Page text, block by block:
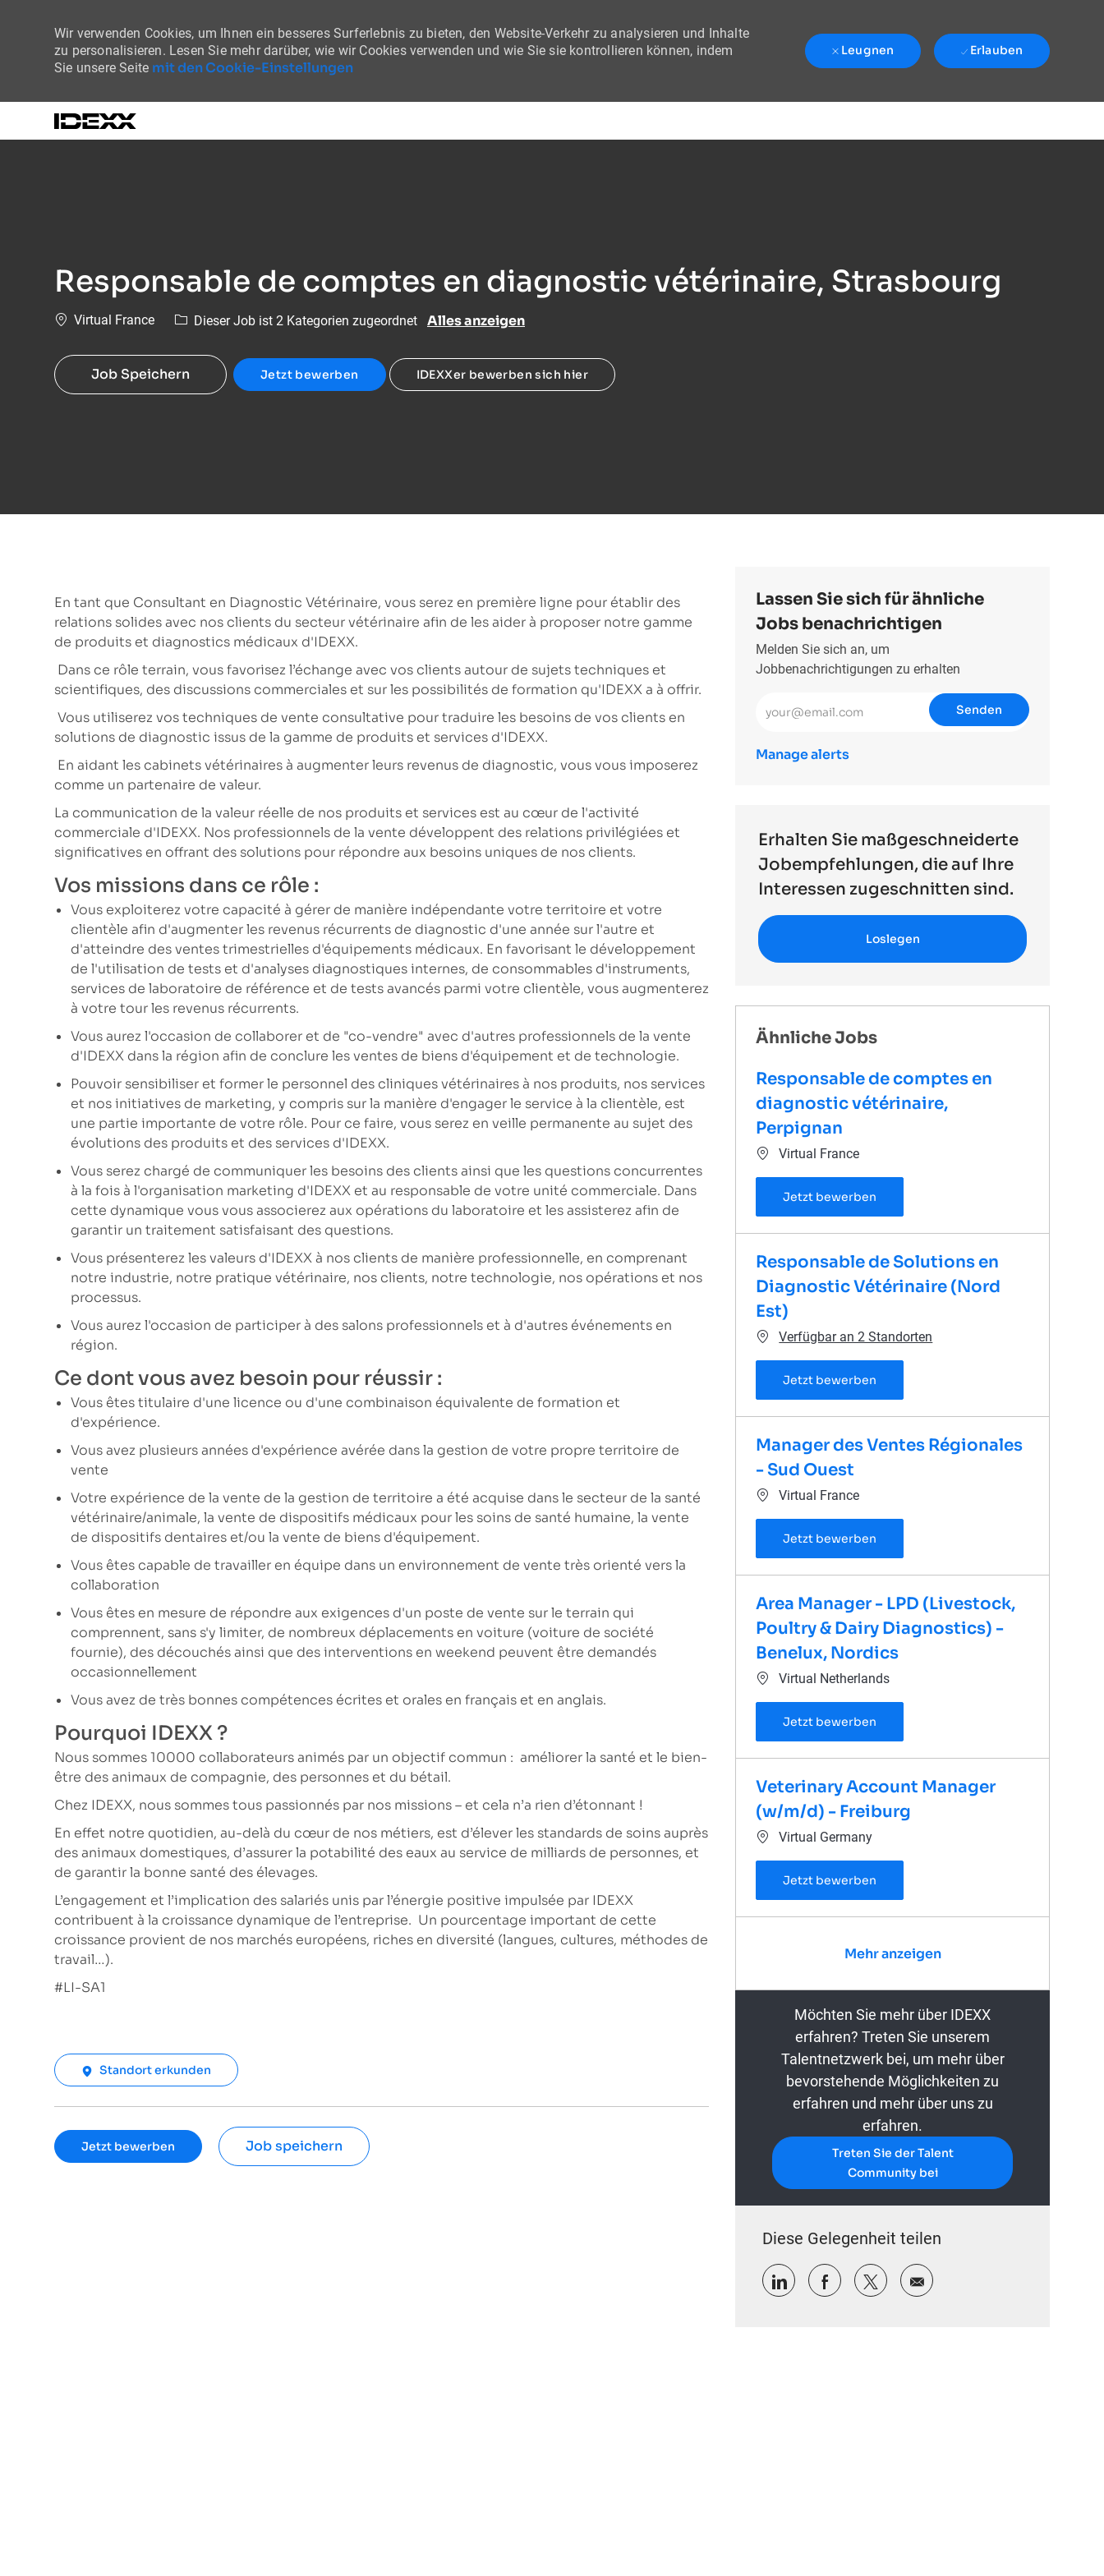
Wir verwenden Cookies, um Ihnen ein besseres Surferlebnis zu bieten, den Website-Verkehr zu analysieren und Inhalte
zu personalisieren. Lesen Sie mehr darüber, wie wir Cookies verwenden und wie Sie sie kontrollieren können, indem
Sie unsere Seite mit den Cookie-Einstellungen
Leugnen Erlauben
Responsable de comptes en diagnostic vétérinaire, Strasbourg
Ort Virtual France Dieser Job ist 2 Kategorien zugeordnet Alles anzeigen
Job Speichern Jetzt bewerben IDEXXer bewerben sich hier
En tant que Consultant en Diagnostic Vétérinaire, vous serez en première ligne pour établir des
relations solides avec nos clients du secteur vétérinaire afin de les aider à proposer notre gamme
de produits et diagnostics médicaux d'IDEXX.
Dans ce rôle terrain, vous favorisez l’échange avec vos clients autour de sujets techniques et
scientifiques, des discussions commerciales et sur les possibilités de formation qu'IDEXX a à offrir.
Vous utiliserez vos techniques de vente consultative pour traduire les besoins de vos clients en
solutions de diagnostic issus de la gamme de produits et services d'IDEXX.
En aidant les cabinets vétérinaires à augmenter leurs revenus de diagnostic, vous vous imposerez
comme un partenaire de valeur.
La communication de la valeur réelle de nos produits et services est au cœur de l'activité
commerciale d'IDEXX. Nos professionnels de la vente développent des relations privilégiées et
significatives en offrant des solutions pour répondre aux besoins uniques de nos clients.
Vos missions dans ce rôle :
Vous exploiterez votre capacité à gérer de manière indépendante votre territoire et votre
clientèle afin d'augmenter les revenus récurrents de diagnostic d'une année sur l'autre et
d'atteindre des ventes trimestrielles d'équipements médicaux. En favorisant le développement
de l'utilisation de tests et d'analyses diagnostiques internes, de consommables d'instruments,
services de laboratoire de référence et de tests avancés parmi votre clientèle, vous augmenterez
à votre tour les revenus récurrents.
Vous aurez l'occasion de collaborer et de "co-vendre" avec d'autres professionnels de la vente
d'IDEXX dans la région afin de conclure les ventes de biens d'équipement et de technologie.
Pouvoir sensibiliser et former le personnel des cliniques vétérinaires à nos produits, nos services
et nos initiatives de marketing, y compris sur la manière d'engager le service à la clientèle, est
une partie importante de votre rôle. Pour ce faire, vous serez en veille permanente au sujet des
évolutions des produits et des services d'IDEXX.
Vous serez chargé de communiquer les besoins des clients ainsi que les questions concurrentes
à la fois à l'organisation marketing d'IDEXX et au responsable de votre unité commerciale. Dans
cette dynamique vous vous associerez aux opérations du laboratoire et les assisterez afin de
garantir un traitement satisfaisant des questions.
Vous présenterez les valeurs d'IDEXX à nos clients de manière professionnelle, en comprenant
notre industrie, notre pratique vétérinaire, nos clients, notre technologie, nos opérations et nos
processus.
Vous aurez l'occasion de participer à des salons professionnels et à d'autres événements en
région.
Ce dont vous avez besoin pour réussir :
Vous êtes titulaire d'une licence ou d'une combinaison équivalente de formation et
d'expérience.
Vous avez plusieurs années d'expérience avérée dans la gestion de votre propre territoire de
vente
Votre expérience de la vente de la gestion de territoire a été acquise dans le secteur de la santé
vétérinaire/animale, la vente de dispositifs médicaux pour les soins de santé humaine, la vente
de dispositifs dentaires et/ou la vente de biens d'équipement.
Vous êtes capable de travailler en équipe dans un environnement de vente très orienté vers la
collaboration
Vous êtes en mesure de répondre aux exigences d'un poste de vente sur le terrain qui
comprennent, sans s'y limiter, de nombreux déplacements en voiture (voiture de société
fournie), des découchés ainsi que des interventions en weekend peuvent être demandés
occasionnellement
Vous avez de très bonnes compétences écrites et orales en français et en anglais.
Pourquoi IDEXX ?
Nous sommes 10000 collaborateurs animés par un objectif commun : améliorer la santé et le bien-
être des animaux de compagnie, des personnes et du bétail.
Chez IDEXX, nous sommes tous passionnés par nos missions – et cela n’a rien d’étonnant !
En effet notre quotidien, au-delà du cœur de nos métiers, est d’élever les standards de soins auprès
des animaux domestiques, d’assurer la potabilité des eaux au service de milliards de personnes, et
de garantir la bonne santé des élevages.
L’engagement et l’implication des salariés unis par l’énergie positive impulsée par IDEXX
contribuent à la croissance dynamique de l’entreprise. Un pourcentage important de cette
croissance provient de nos marchés européens, riches en diversité (langues, cultures, méthodes de
travail…).
#LI-SA1
Standort erkunden
Jetzt bewerben Job speichern
Lassen Sie sich für ähnliche
Jobs benachrichtigen
Melden Sie sich an, um
Jobbenachrichtigungen zu erhalten
E-Mail-Adresse eingeben (erforderlich)
Senden
Manage alerts
Erhalten Sie maßgeschneiderte
Jobempfehlungen, die auf Ihre
Interessen zugeschnitten sind.
Loslegen
Ähnliche Jobs
Responsable de comptes en
diagnostic vétérinaire,
Perpignan
Ort Virtual France
Jetzt bewerben
Responsable de Solutions en
Diagnostic Vétérinaire (Nord
Est)
Verfügbar an 2 Standorten
Jetzt bewerben
Manager des Ventes Régionales
- Sud Ouest
Ort Virtual France
Jetzt bewerben
Area Manager - LPD (Livestock,
Poultry & Dairy Diagnostics) -
Benelux, Nordics
Ort Virtual Netherlands
Jetzt bewerben
Veterinary Account Manager
(w/m/d) - Freiburg
Ort Virtual Germany
Jetzt bewerben
Mehr anzeigen
Möchten Sie mehr über IDEXX
erfahren? Treten Sie unserem
Talentnetzwerk bei, um mehr über
bevorstehende Möglichkeiten zu
erfahren und mehr über uns zu
erfahren.
Treten Sie der Talent
Community bei
Diese Gelegenheit teilen
Über LinkedIn teilen
Über Facebook teilen
Über Twitter teilen
Per E-Mail teilen